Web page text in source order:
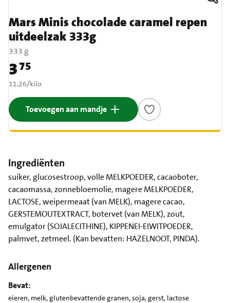
Mars Minis chocolade caramel repen
uitdeelzak 333g
333 g
Prijs: € 3,75
375
€ 11,26 per kilo
11,26/kilo
Toevoegen aan mandje
Ingrediënten
suiker, glucosestroop, volle MELKPOEDER, cacaoboter,
cacaomassa, zonnebloemolie, magere MELKPOEDER,
LACTOSE, weipermeaat (van MELK), magere cacao,
GERSTEMOUTEXTRACT, botervet (van MELK), zout,
emulgator (SOJALECITHINE), KIPPENEI-EIWITPOEDER,
palmvet, zetmeel. (Kan bevatten: HAZELNOOT, PINDA).
Allergenen
Bevat:
eieren, melk, glutenbevattende granen, soja, gerst, lactose